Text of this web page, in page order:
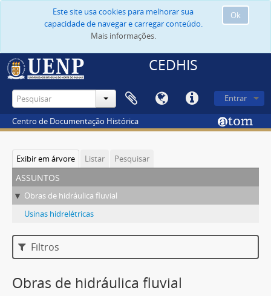
Ok
Este site usa cookies para melhorar sua
capacidade de navegar e carregar conteúdo.
Mais informações.
CEDHIS
Entrar
Centro de Documentação Histórica
Exibir em árvore Listar Pesquisar
assuntos
Obras de hidráulica fluvial
Usinas hidrelétricas
Filtros
Obras de hidráulica fluvial